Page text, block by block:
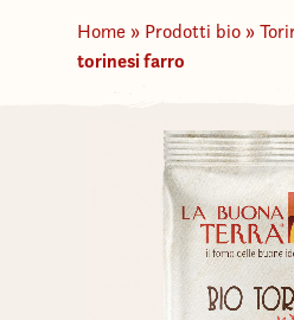
Home » Prodotti bio »
torinesi farro